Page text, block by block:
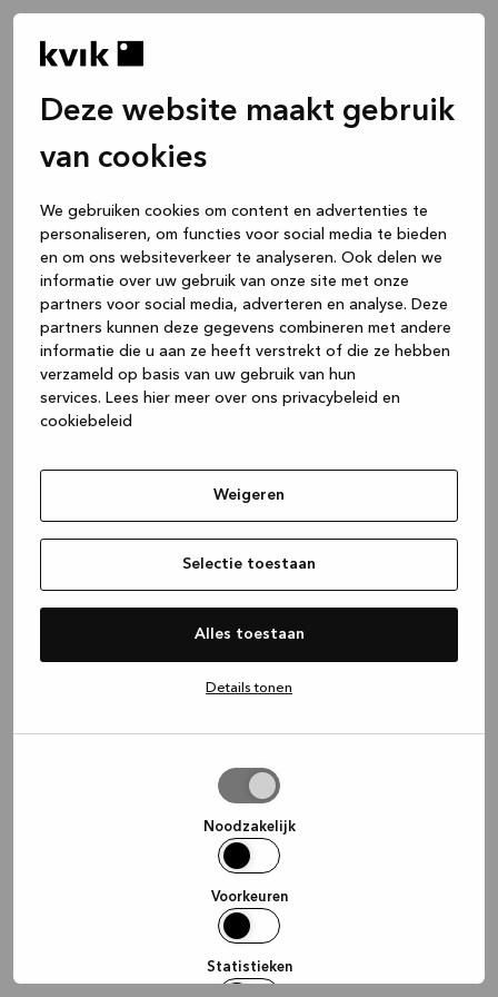
Deze website maakt gebruik
van cookies
We gebruiken cookies om content en advertenties te
personaliseren, om functies voor social media te bieden
en om ons websiteverkeer te analyseren. Ook delen we
informatie over uw gebruik van onze site met onze
partners voor social media, adverteren en analyse. Deze
partners kunnen deze gegevens combineren met andere
informatie die u aan ze heeft verstrekt of die ze hebben
verzameld op basis van uw gebruik van hun
services. Lees hier meer over ons privacybeleid en
cookiebeleid
Weigeren
Selectie toestaan
Alles toestaan
Details tonen
Noodzakelijk
Voorkeuren
Statistieken
(see the browser console for more
information).